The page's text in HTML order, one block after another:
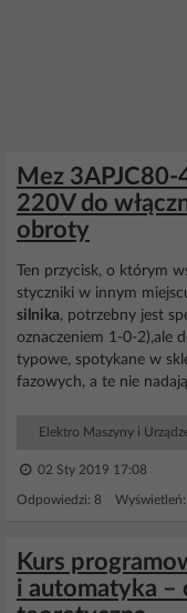
Mez
220V do
obroty
Ten przycisk, o którym
styczniki w innym
silnika, potrzebny jest
oznaczeniem 1-0-2),ale
typowe, spotykane w
fazowych, a te nie
Elektro Maszyny i
02 Sty 2019 17:08
Odpowiedzi: 8 Wyświetleń:
Kurs
i automatyka –